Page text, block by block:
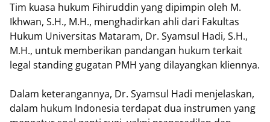
Tim kuasa hukum Fihiruddin yang dipimpin oleh M.
Ikhwan, S.H., M.H., menghadirkan ahli dari Fakultas
Hukum Universitas Mataram, Dr. Syamsul Hadi, S.H.,
M.H., untuk memberikan pandangan hukum terkait
legal standing gugatan PMH yang dilayangkan kliennya.
Dalam keterangannya, Dr. Syamsul Hadi menjelaskan,
dalam hukum Indonesia terdapat dua instrumen yang